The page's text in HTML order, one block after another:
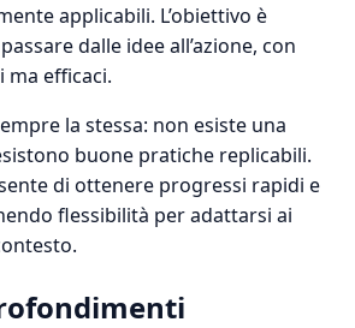
applicabili. L’obiettivo è
dalle idee all’azione, con
efficaci.
la stessa: non esiste una
buone pratiche replicabili.
di ottenere progressi rapidi e
flessibilità per adattarsi ai